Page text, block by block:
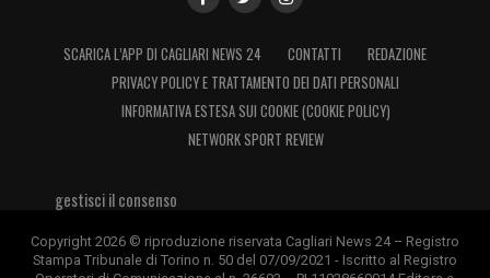
SCARICA L’APP DI CAGLIARI NEWS 24 CONTATTI
REDAZIONE
PRIVACY POLICY E TRATTAMENTO DEI DATI PERSONALI
INFORMATIVA ESTESA SUI COOKIE (COOKIE POLICY)
NETWORK SPORT REVIEW
gestisci il consenso
Copyright 2026 © riproduzione riservata Cagliari News 24 – Registro
Stampa Tribunale di Torino n. 50 del 07/09/2021 - Iscritto al Registro